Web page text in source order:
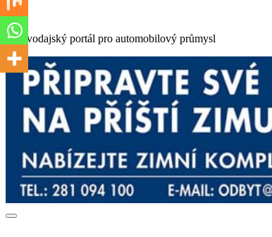
Zpravodajský portál pro automobilový průmysl